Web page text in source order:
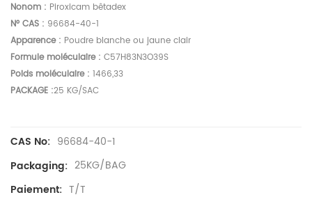
Nonom : Piroxicam bêtadex
N° CAS : 96684-40-1
Apparence : Poudre blanche ou jaune clair
Formule moléculaire : C57H83N3O39S
Poids moléculaire : 1466,33
PACKAGE :25 KG/SAC
CAS No: 96684-40-1
Packaging: 25KG/BAG
Paiement: T/T